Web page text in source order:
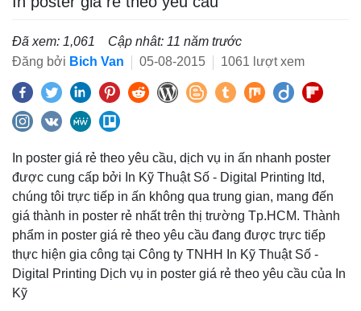
Đã xem: 1,061
Cập nhât: 11 năm trước
Đăng bởi Bich Van 05-08-2015 1061 lượt xem
In poster giá rẻ theo yêu cầu, dịch vụ in ấn nhanh poster
được cung cấp bởi In Kỹ Thuật Số - Digital Printing ltd,
chúng tôi trực tiếp in ấn không qua trung gian, mang đến
giá thành in poster rẻ nhất trên thị trường Tp.HCM. Thành
phẩm in poster giá rẻ theo yêu cầu đang được trực tiếp
thực hiện gia công tại Công ty TNHH In Kỹ Thuật Số -
Digital Printing Dịch vụ in poster giá rẻ theo yêu cầu của In
Kỹ